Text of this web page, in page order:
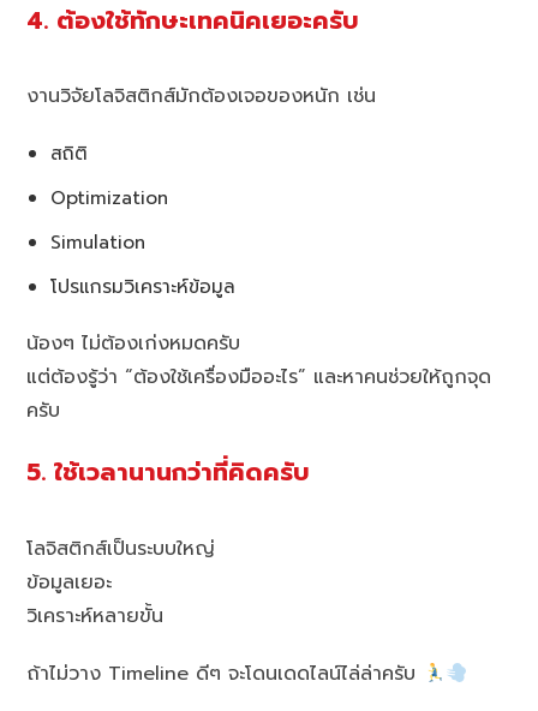
4. ต้องใช้ทักษะเทคนิคเยอะครับ
งานวิจัยโลจิสติกส์มักต้องเจอของหนัก เช่น
สถิติ
Optimization
Simulation
โปรแกรมวิเคราะห์ข้อมูล
น้องๆ ไม่ต้องเก่งหมดครับ
แต่ต้องรู้ว่า “ต้องใช้เครื่องมืออะไร” และหาคนช่วยให้ถูกจุด
ครับ
5. ใช้เวลานานกว่าที่คิดครับ
โลจิสติกส์เป็นระบบใหญ่
ข้อมูลเยอะ
วิเคราะห์หลายขั้น
ถ้าไม่วาง Timeline ดีๆ จะโดนเดดไลน์ไล่ล่าครับ